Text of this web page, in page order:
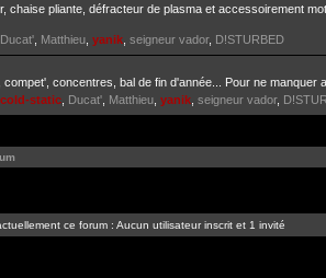
chaise pliante, défracteur de plasma et accessoirement
Ducat' Matthieu yanik seigneur vador, D!STURBED
compet', concentres, bal de fin d'année... Pour ne manquer
cold-static Ducat' Matthieu yanik seigneur vador,
ce forum : Aucun utilisateur inscrit et 1 invité